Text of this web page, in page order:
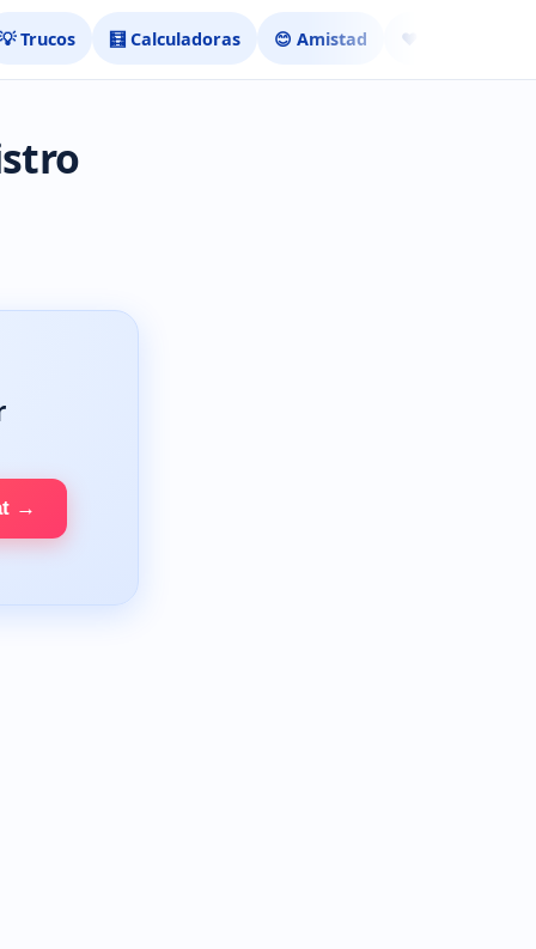
💡 Trucos 🧮 Calculadoras 😊 Amistad ❤️ Ligar
→